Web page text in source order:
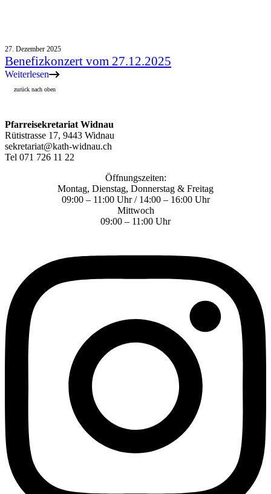
27. Dezember 2025
Benefizkonzert vom 27.12.2025
Weiterlesen
zurück nach oben
Pfarreisekretariat Widnau
Rütistrasse 17, 9443 Widnau
sekretariat@kath-widnau.ch
Tel 071 726 11 22
Öffnungszeiten:
Montag, Dienstag, Donnerstag & Freitag
09:00 – 11:00 Uhr / 14:00 – 16:00 Uhr
Mittwoch
09:00 – 11:00 Uhr